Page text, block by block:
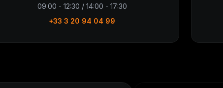
09:00 - 12:30 / 14:00 - 17:30
+33 3 20 94 04 99